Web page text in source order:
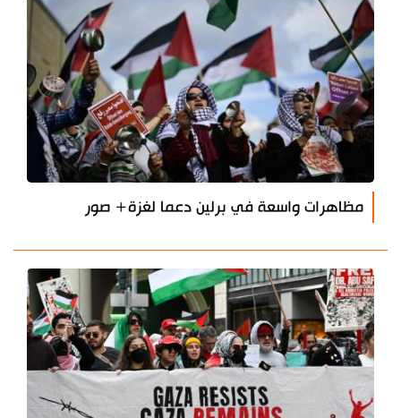
مظاهرات واسعة في برلين دعما لغزة+ صور